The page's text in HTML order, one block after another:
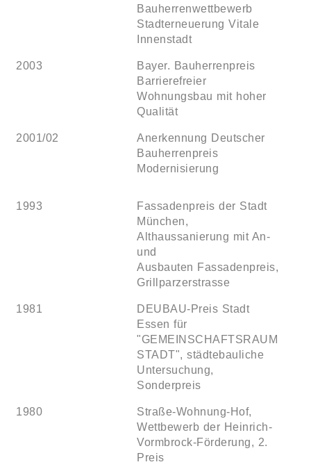
Bauherrenwettbewerb
Stadterneuerung Vitale
Innenstadt
2003
Bayer. Bauherrenpreis
Barrierefreier
Wohnungsbau mit hoher
Qualität
2001/02
Anerkennung Deutscher
Bauherrenpreis
Modernisierung
1993
Fassadenpreis der Stadt
München,
Althaussanierung mit An-
und
Ausbauten Fassadenpreis,
Grillparzerstrasse
1981
DEUBAU-Preis Stadt
Essen für
"GEMEINSCHAFTSRAUM
STADT", städtebauliche
Untersuchung,
Sonderpreis
1980
Straße-Wohnung-Hof,
Wettbewerb der Heinrich-
Vormbrock-Förderung, 2.
Preis